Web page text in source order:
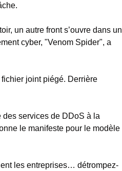
un autre front s’ouvre dans un
cyber, "Venom Spider", a
joint piégé. Derrière
des services de DDoS à la
le manifeste pour le modèle
les entreprises… détrompez-